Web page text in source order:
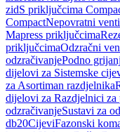
zidS priključcima
CompactNepovratni
Mapress priključcima
priključcimaOdzračni
odzračivanjePodno
dijelovi za Sistemske
za Asortiman razdjelnika
dijelovi za Razdjelnici za
odzračivanjeSustavi za
db20CijeviFazonski